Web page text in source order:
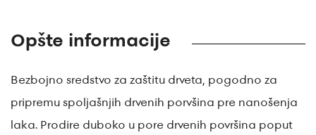
Opšte informacije
Bezbojno sredstvo za zaštitu drveta, pogodno za
pripremu spoljašnjih drvenih porvšina pre nanošenja
laka. Prodire duboko u pore drvenih površina poput